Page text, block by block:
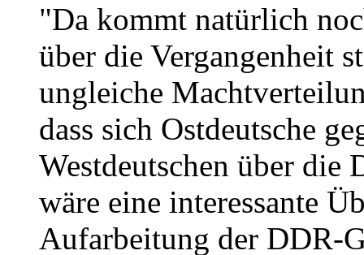
"Da kommt natürlich
über die Vergangenheit
ungleiche
dass sich Ostdeutsche
Westdeutschen über die
wäre eine interessante
Aufarbeitung der DDR-